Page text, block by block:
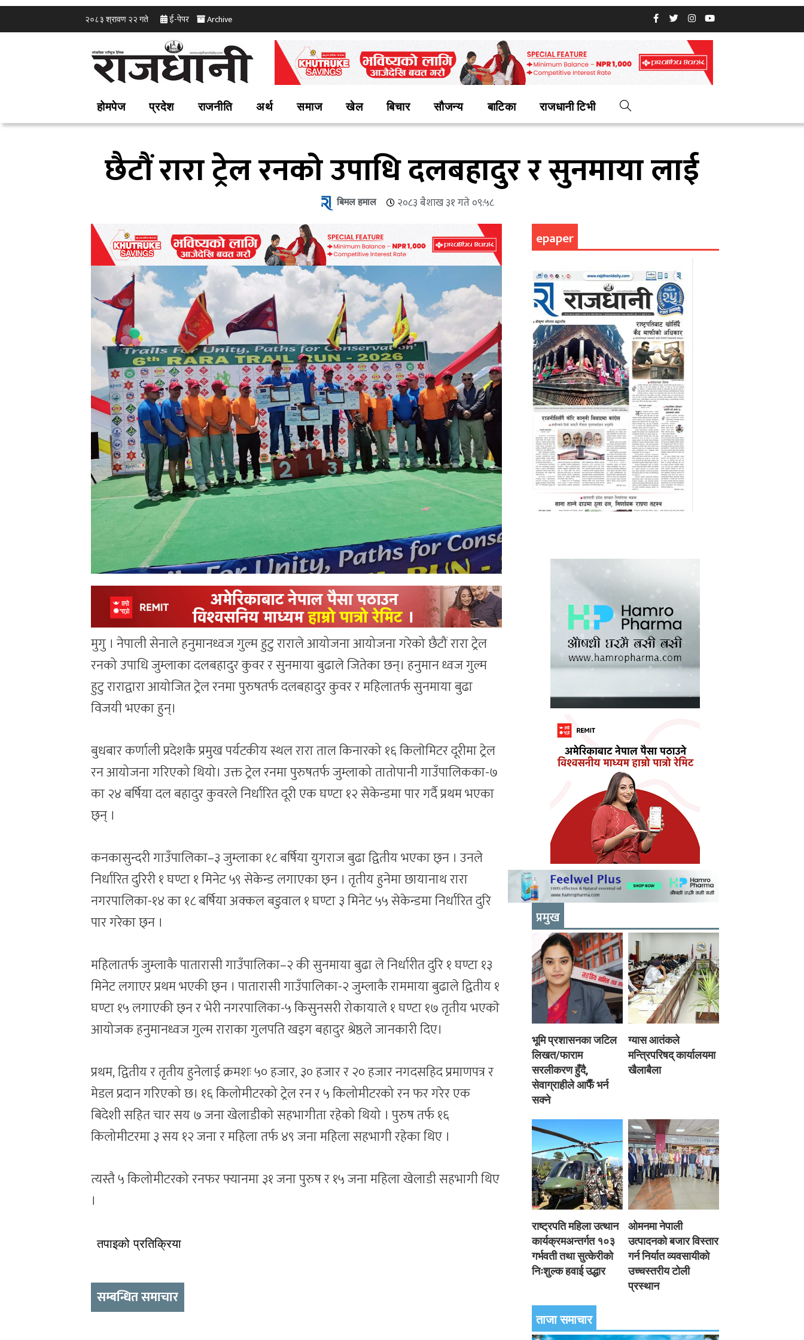
२०८३ श्रावण २२ गते ई-पेपर Archive
होमपेज प्रदेश राजनीति अर्थ समाज खेल बिचार सौजन्य बाटिका राजधानी टिभी
छैटौं रारा ट्रेल रनको उपाधि दलबहादुर र सुनमाया लाई
बिमल हमाल २०८३ बैशाख ३१ गते ०९:५८
मुगु । नेपाली सेनाले हनुमानध्वज गुल्म हुटु राराले आयोजना आयोजना गरेको छैटौं रारा ट्रेल
रनको उपाधि जुम्लाका दलबहादुर कुवर र सुनमाया बुढाले जितेका छन्। हनुमान ध्वज गुल्म
हुटु राराद्वारा आयोजित ट्रेल रनमा पुरुषतर्फ दलबहादुर कुवर र महिलातर्फ सुनमाया बुढा
विजयी भएका हुन्।
बुधबार कर्णाली प्रदेशकै प्रमुख पर्यटकीय स्थल रारा ताल किनारको १६ किलाेमिटर दूरीमा ट्रेल
रन आयोजना गरिएको थियो। उक्त ट्रेल रनमा पुरुषतर्फ जुम्लाको तातोपानी गाउँपालिकका-७
का २४ बर्षिया दल बहादुर कुवरले निर्धारित दूरी एक घण्टा १२ सेकेन्डमा पार गर्दै प्रथम भएका
छ्न् ।
कनकासुन्दरी गाउँपालिका–३ जुम्लाका १८ बर्षिया युगराज बुढा द्वितीय भएका छ्न । उनले
निर्धारित दुरिरी १ घण्टा १ मिनेट ५९ सेकेन्ड लगाएका छ्न । तृतीय हुनेमा छायानाथ रारा
नगरपालिका-१४ का १८ बर्षिया अक्कल बडुवाल १ घण्टा ३ मिनेट ५५ सेकेन्डमा निर्धारित दुरि
पार गरेका छ्न ।
महिलातर्फ जुम्लाकै पातारासी गाउँपालिका–२ की सुनमाया बुढा ले निर्धारीत दुरि १ घण्टा १३
मिनेट लगाएर प्रथम भएकी छ्न । पातारासी गाउँपालिका-२ जुम्लाकै राममाया बुढाले द्वितीय १
घण्टा १५ लगाएकी छ्न र भेरी नगरपालिका-५ किसुनसरी रोकायाले १ घण्टा १७ तृतीय भएकाे
आयोजक हनुमानध्वज गुल्म राराका गुलपति खड्ग बहादुर श्रेष्ठले जानकारी दिए।
प्रथम, द्वितीय र तृतीय हुनेलाई क्रमशः ५० हजार, ३० हजार र २० हजार नगदसहिद प्रमाणपत्र र
मेडल प्रदान गरिएको छ। १६ किलोमीटरको ट्रेल रन र ५ किलोमीटरको रन फर गरेर एक
बिदेशी सहित चार सय ७ जना खेलाडीको सहभागीता रहेको थियो । पुरुष तर्फ १६
किलोमीटरमा ३ सय १२ जना र महिला तर्फ ४९ जना महिला सहभागी रहेका थिए ।
त्यस्तै ५ किलोमीटरको रनफर फ्यानमा ३१ जना पुरुष र १५ जना महिला खेलाडी सहभागी थिए
।
तपाइको प्रतिक्रिया
सम्बन्धित समाचार
epaper
प्रमुख
भूमि प्रशासनका जटिल
लिखत/फाराम
सरलीकरण हुँदै,
सेवाग्राहीले आफैँ भर्न
सक्ने
ग्यास आतंकले
मन्त्रिपरिषद् कार्यालयमा
खैलाबैला
राष्ट्रपति महिला उत्थान
कार्यक्रमअन्तर्गत १०३
गर्भवती तथा सुत्केरीको
निःशुल्क हवाई उद्धार
ओमनमा नेपाली
उत्पादनको बजार विस्तार
गर्न निर्यात व्यवसायीको
उच्चस्तरीय टोली
प्रस्थान
ताजा समाचार